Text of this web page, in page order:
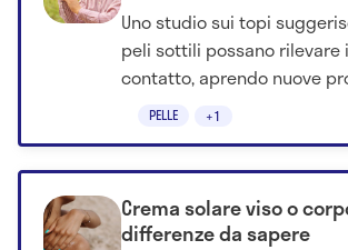
PELLE +1
Uno studio sui topi
peli sottili possano rilevare
contatto, aprendo nuove
prurito cronico.
Crema solare viso o
differenze da sapere